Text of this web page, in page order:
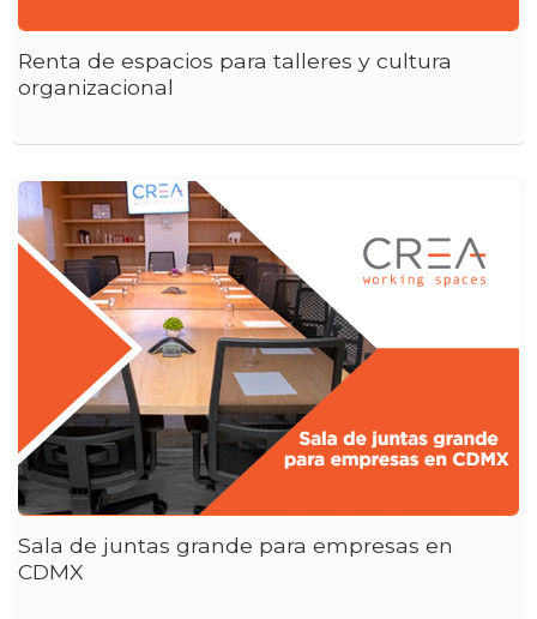
Renta de espacios para talleres y cultura
organizacional
Sala de juntas grande para empresas en
CDMX